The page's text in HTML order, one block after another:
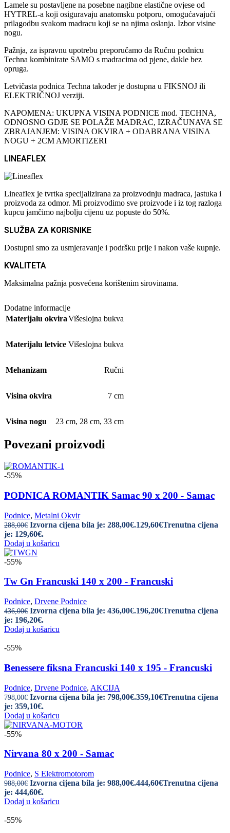
Lamele su postavljene na posebne nagibne elastične ovjese od
HYTREL-a koji osiguravaju anatomsku potporu, omogućavajući
prilagodbu svakom madracu koji se na njima oslanja. Izbor visine
nogu.
Pažnja, za ispravnu upotrebu preporučamo da Ručnu podnicu
Techna kombinirate SAMO s madracima od pjene, dakle bez
opruga.
Letvičasta podnica Techna također je dostupna u FIKSNOJ ili
ELEKTRIČNOJ verziji.
NAPOMENA: UKUPNA VISINA PODNICE mod. TECHNA,
ODNOSNO GDJE SE POLAŽE MADRAC, IZRAČUNAVA SE
ZBRAJANJEM: VISINA OKVIRA + ODABRANA VISINA
NOGU + 2CM AMORTIZERI
LINEAFLEX
Lineaflex je tvrtka specijalizirana za proizvodnju madraca, jastuka i
proizvoda za odmor. Mi proizvodimo sve proizvode i iz tog razloga
kupcu jamčimo najbolju cijenu uz popuste do 50%.
SLUŽBA ZA KORISNIKE
Dostupni smo za usmjeravanje i podršku prije i nakon vaše kupnje.
KVALITETA
Maksimalna pažnja posvećena korištenim sirovinama.
Dodatne informacije
Materijalu okviraVišeslojna bukva
Materijalu letvice Višeslojna bukva
Mehanizam Ručni
Visina okvira 7 cm
Visina nogu 23 cm, 28 cm, 33 cm
Povezani proizvodi
-55%
PODNICA ROMANTIK Samac 90 x 200 - Samac
Podnice, Metalni Okvir
288,00€ Izvorna cijena bila je: 288,00€.129,60€Trenutna cijena
je: 129,60€.
Dodaj u košaricu
-55%
Tw Gn Francuski 140 x 200 - Francuski
Podnice, Drvene Podnice
436,00€ Izvorna cijena bila je: 436,00€.196,20€Trenutna cijena
je: 196,20€.
Dodaj u košaricu
-55%
Benessere fiksna Francuski 140 x 195 - Francuski
Podnice, Drvene Podnice, AKCIJA
798,00€ Izvorna cijena bila je: 798,00€.359,10€Trenutna cijena
je: 359,10€.
Dodaj u košaricu
-55%
Nirvana 80 x 200 - Samac
Podnice, S Elektromotorom
988,00€ Izvorna cijena bila je: 988,00€.444,60€Trenutna cijena
je: 444,60€.
Dodaj u košaricu
-55%